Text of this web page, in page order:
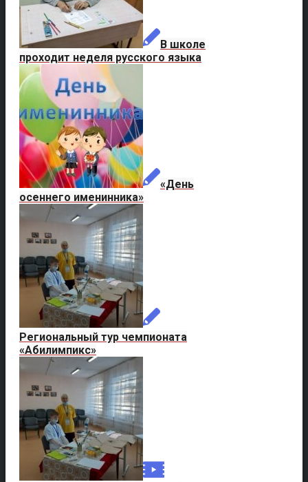
В школе
проходит неделя русского языка
«День
осеннего именинника»
Региональный тур чемпионата
«Абилимпикс»